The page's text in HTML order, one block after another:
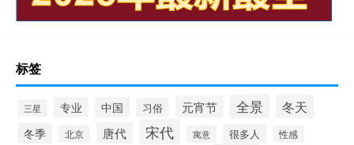
标签
三星 专业 中国 习俗 元宵节 全景 冬天
冬季 北京 唐代 宋代 寓意 很多人 性感